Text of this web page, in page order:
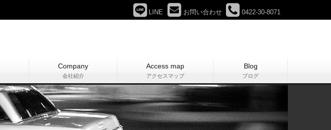
LINE お問い合わせ 0422-30-8071
Company
会社紹介
Access map
アクセスマップ
Blog
ブログ